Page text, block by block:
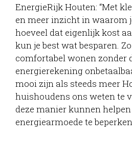
EnergieRijk Houten: “Met
en meer inzicht in waarom
hoeveel dat eigenlijk kost
kun je best wat besparen.
comfortabel wonen zonder
energierekening
mooi zijn als steeds meer
huishoudens ons weten te
deze manier kunnen
energiearmoede te